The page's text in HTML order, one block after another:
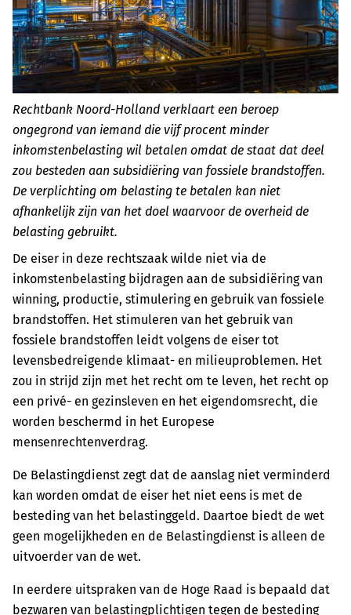
Rechtbank Noord-Holland verklaart een beroep
ongegrond van iemand die vijf procent minder
inkomstenbelasting wil betalen omdat de staat dat deel
zou besteden aan subsidiëring van fossiele brandstoffen.
De verplichting om belasting te betalen kan niet
afhankelijk zijn van het doel waarvoor de overheid de
belasting gebruikt.
De eiser in deze rechtszaak wilde niet via de
inkomstenbelasting bijdragen aan de subsidiëring van
winning, productie, stimulering en gebruik van fossiele
brandstoffen. Het stimuleren van het gebruik van
fossiele brandstoffen leidt volgens de eiser tot
levensbedreigende klimaat- en milieuproblemen. Het
zou in strijd zijn met het recht om te leven, het recht op
een privé- en gezinsleven en het eigendomsrecht, die
worden beschermd in het Europese
mensenrechtenverdrag.
De Belastingdienst zegt dat de aanslag niet verminderd
kan worden omdat de eiser het niet eens is met de
besteding van het belastinggeld. Daartoe biedt de wet
geen mogelijkheden en de Belastingdienst is alleen de
uitvoerder van de wet.
In eerdere uitspraken van de Hoge Raad is bepaald dat
bezwaren van belastingplichtigen tegen de besteding